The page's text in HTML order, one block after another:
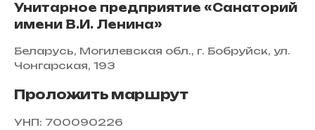
Унитарное предприятие «Санаторий
имени В.И. Ленина»
Беларусь, Могилевская обл., г. Бобруйск, ул.
Чонгарская, 193
Проложить маршрут
УНП: 700090226